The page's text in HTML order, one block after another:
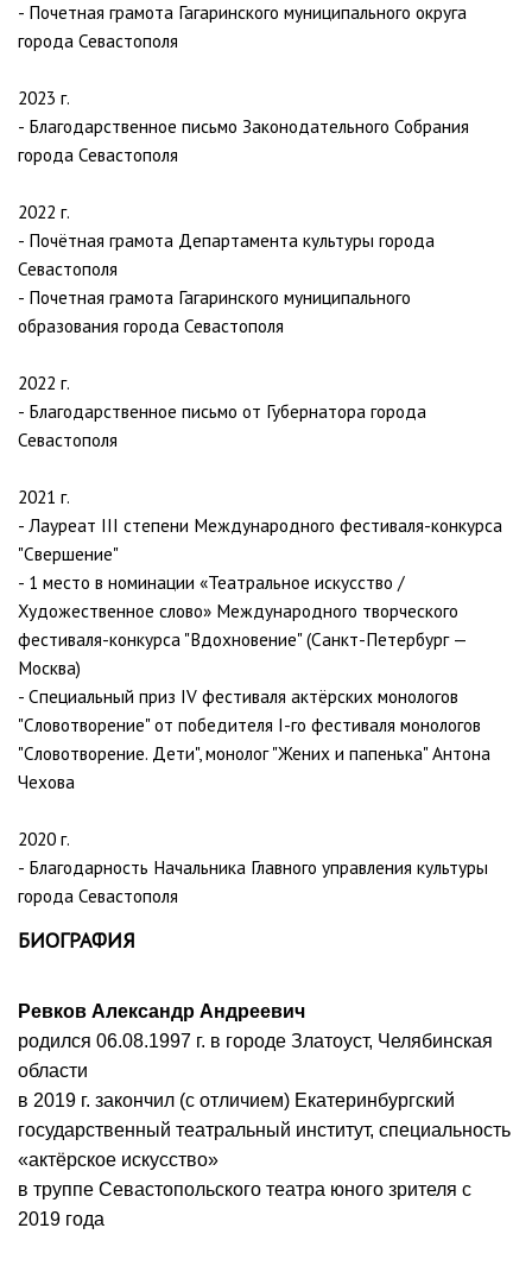
- Почетная грамота Гагаринского муниципального округа
города Севастополя
2023 г.
- Благодарственное письмо Законодательного Собрания
города Севастополя
2022 г.
- Почётная грамота Департамента культуры города
Севастополя
- Почетная грамота Гагаринского муниципального
образования города Севастополя
2022 г.
- Благодарственное письмо от Губернатора города
Севастополя
2021 г.
- Лауреат III степени Международного фестиваля-конкурса
"Свершение"
- 1 место в номинации «Театральное искусство /
Художественное слово» Международного творческого
фестиваля-конкурса "Вдохновение" (Санкт-Петербург —
Москва)
- Специальный приз IV фестиваля актёрских монологов
"Словотворение" от победителя I-го фестиваля монологов
"Словотворение. Дети", монолог "Жених и папенька" Антона
Чехова
2020 г.
- Благодарность Начальника Главного управления культуры
города Севастополя
БИОГРАФИЯ
Ревков Александр Андреевич
родился 06.08.1997 г. в городе Златоуст, Челябинская
области
в 2019 г. закончил (с отличием) Екатеринбургский
государственный театральный институт, специальность
«актёрское искусство»
в труппе Севастопольского театра юного зрителя с
2019 года